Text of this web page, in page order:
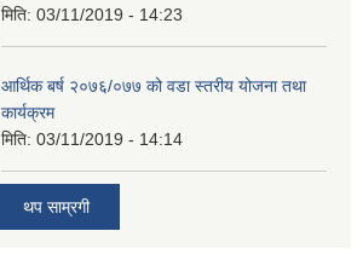
मिति: 03/11/2019 - 14:23
आर्थिक बर्ष २०७६/०७७ को वडा स्तरीय योजना तथा
कार्यक्रम
मिति: 03/11/2019 - 14:14
थप साम्रगी